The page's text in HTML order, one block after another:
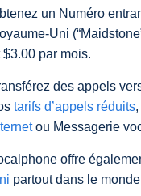
un Numéro
Uni
$3.00 par mois.
des appels
tarifs d’appels réduits
ou Messagerie
offre
partout dans le